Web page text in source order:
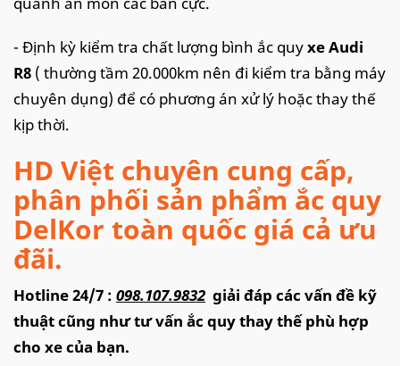
- Định kỳ kiểm tra chất lượng bình ắc quyxe Audi
R8 ( thường tầm 20.000km nên đi kiểm tra bằng máy
chuyên dụng) để có phương án xử lý hoặc thay thế
kịp thời.
HD Việt chuyên cung cấp,
phân phối sản phẩm ắc quy
DelKor toàn quốc giá cả ưu
đãi.
Hotline 24/7 : 098.107.9832 giải đáp các vấn đề kỹ
thuật cũng như tư vấn ắc quy thay thế phù hợp
cho xe của bạn.